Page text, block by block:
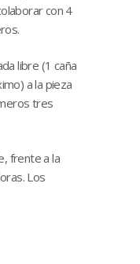
con 4
libre (1 caña
a la pieza
tres
frente a la
Los